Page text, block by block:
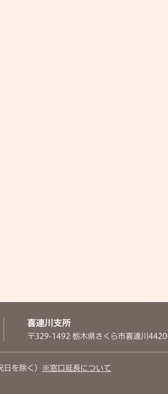
喜連川支所
〒329-1492 栃木県さくら市喜連川4420
を除く）
※窓口延長について